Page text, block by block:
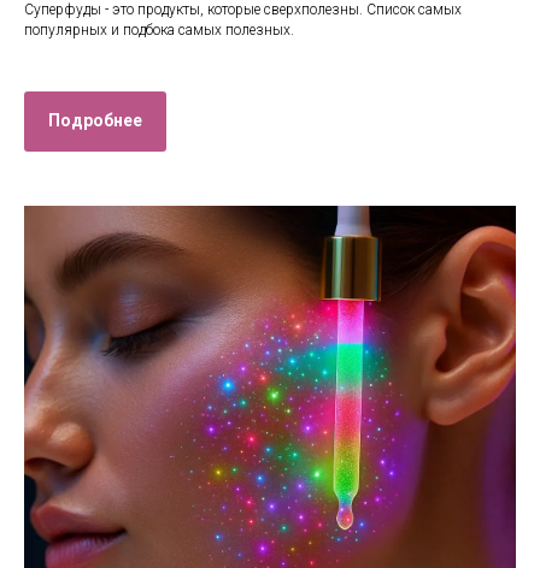
Суперфуды - это продукты, которые сверхполезны. Список самых
популярных и подбока самых полезных.
Подробнее